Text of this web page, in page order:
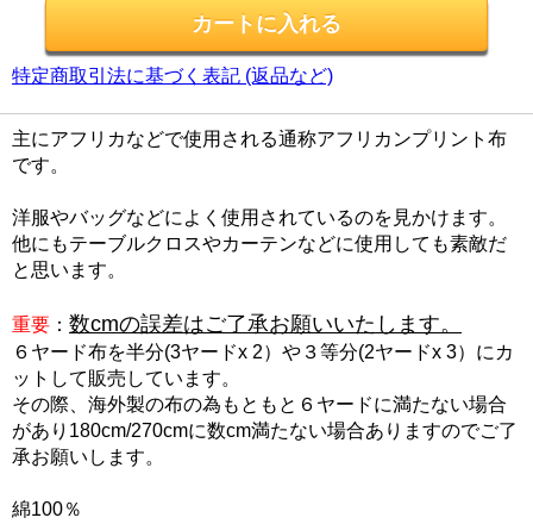
特定商取引法に基づく表記 (返品など)
主にアフリカなどで使用される通称アフリカンプリント布
です。
洋服やバッグなどによく使用されているのを見かけます。
他にもテーブルクロスやカーテンなどに使用しても素敵だ
と思います。
重要 ： 数cmの誤差はご了承お願いいたします。
６ヤード布を半分(3ヤードx 2）や３等分(2ヤードx 3）にカ
ットして販売しています。
その際、海外製の布の為もともと６ヤードに満たない場合
があり180cm/270cmに数cm満たない場合ありますのでご了
承お願いします。
綿100％